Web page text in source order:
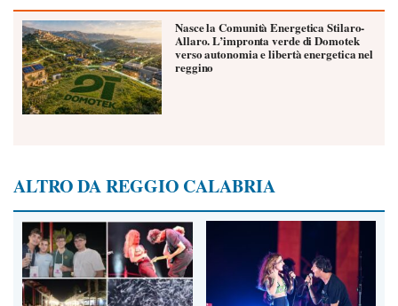
Nasce la Comunità Energetica Stilaro-
Allaro. L’impronta verde di Domotek
verso autonomia e libertà energetica nel
reggino
ALTRO DA REGGIO CALABRIA